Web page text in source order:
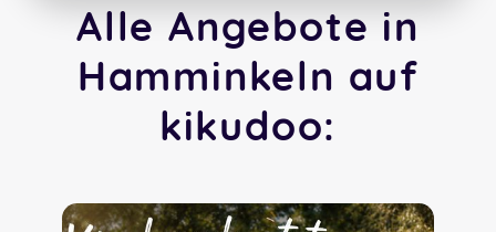
Alle Angebote in
Hamminkeln auf
kikudoo: